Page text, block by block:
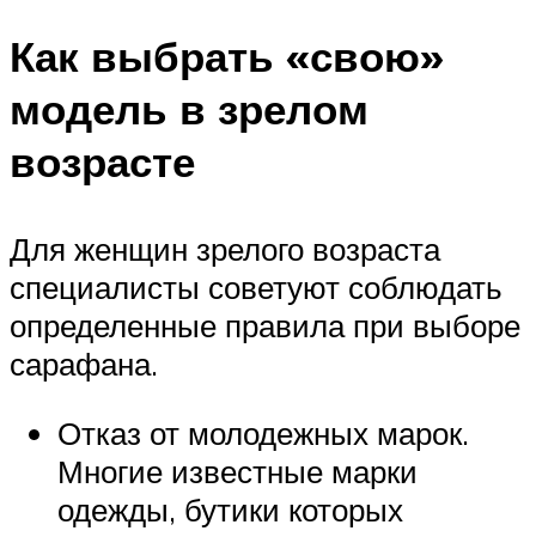
Как выбрать «свою»
модель в зрелом
возрасте
Для женщин зрелого возраста
специалисты советуют соблюдать
определенные правила при выборе
сарафана.
Отказ от молодежных марок.
Многие известные марки
одежды, бутики которых